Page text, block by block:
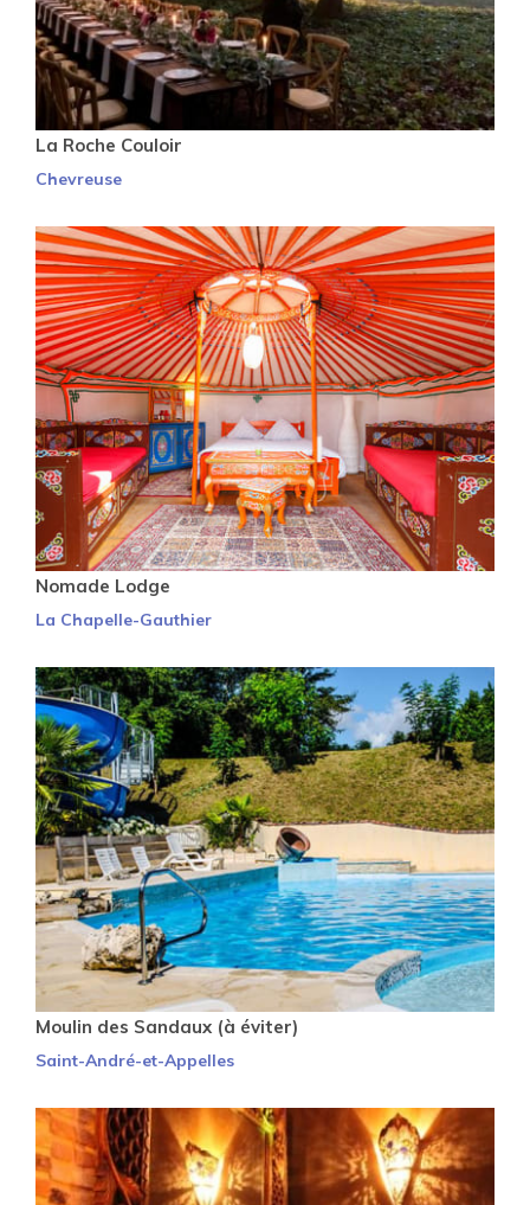
La Roche Couloir
Chevreuse
Nomade Lodge
La Chapelle-Gauthier
Moulin des Sandaux (à éviter)
Saint-André-et-Appelles